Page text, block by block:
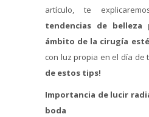
artículo, te
tendencias de
ámbito de la cirugía
con luz propia en el día de
de estos tips!
Importancia de lucir
boda